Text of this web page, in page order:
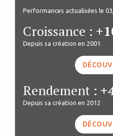
Performances actualisées le
Croissance :
Depuis sa création en 2001
Rendement :
Depuis sa création en 2012